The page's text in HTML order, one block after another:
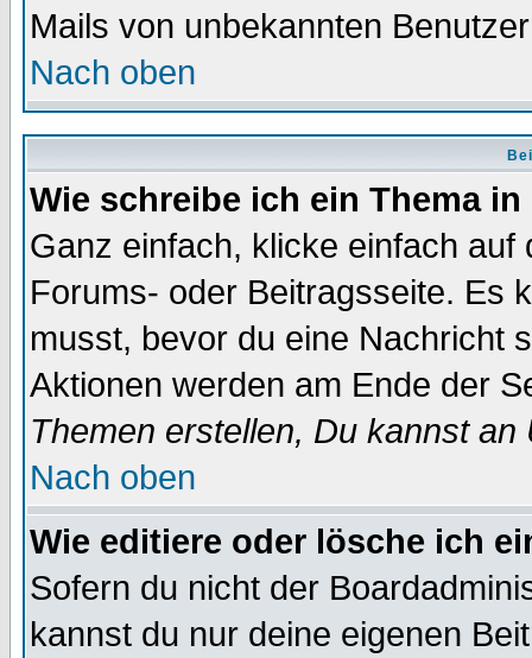
Mails von unbekannten
Nach oben
Wie schreibe ich ein Thema
Ganz einfach, klicke einfach
Forums- oder Beitragsseite. Es
musst, bevor du eine Nachricht
Aktionen werden am Ende der
Themen erstellen, Du kannst
Nach oben
Wie editiere oder lösche ich
Sofern du nicht der
kannst du nur deine eigenen